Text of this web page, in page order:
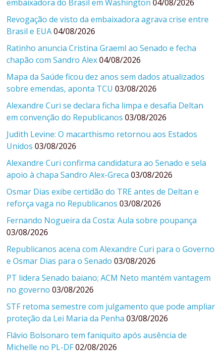
embaixadora do Brasil em Washington 04/08/2026
Revogação de visto da embaixadora agrava crise entre
Brasil e EUA 04/08/2026
Ratinho anuncia Cristina Graeml ao Senado e fecha
chapão com Sandro Alex 04/08/2026
Mapa da Saúde ficou dez anos sem dados atualizados
sobre emendas, aponta TCU 03/08/2026
Alexandre Curi se declara ficha limpa e desafia Deltan
em convenção do Republicanos 03/08/2026
Judith Levine: O macarthismo retornou aos Estados
Unidos 03/08/2026
Alexandre Curi confirma candidatura ao Senado e sela
apoio à chapa Sandro Alex-Greca 03/08/2026
Osmar Dias exibe certidão do TRE antes de Deltan e
reforça vaga no Republicanos 03/08/2026
Fernando Nogueira da Costa: Aula sobre poupança
03/08/2026
Republicanos acena com Alexandre Curi para o Governo
e Osmar Dias para o Senado 03/08/2026
PT lidera Senado baiano; ACM Neto mantém vantagem
no governo 03/08/2026
STF retoma semestre com julgamento que pode ampliar
proteção da Lei Maria da Penha 03/08/2026
Flávio Bolsonaro tem faniquito após ausência de
Michelle no PL-DF02/08/2026